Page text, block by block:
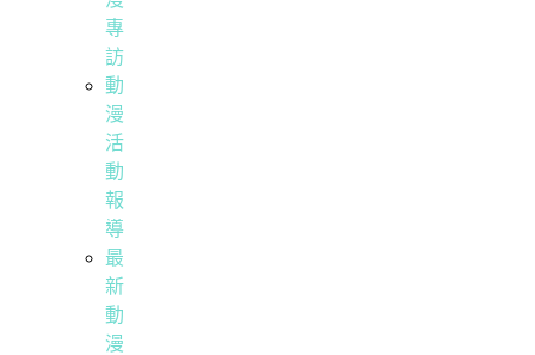
專
訪
動
漫
活
動
報
導
最
新
動
漫